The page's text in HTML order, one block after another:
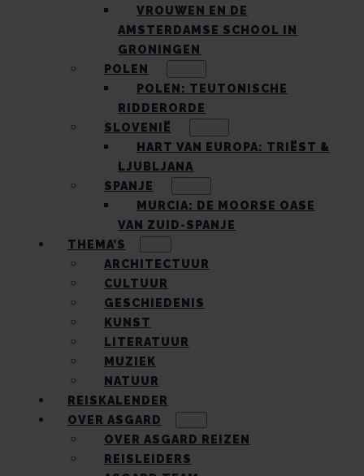
VROUWEN EN DE
AMSTERDAMSE SCHOOL IN
GRONINGEN
POLEN
POLEN: TEUTONISCHE
RIDDERORDE
SLOVENIË
HART VAN EUROPA: TRIËST &
LJUBLJANA
SPANJE
MURCIA: DE MOORSE OASE
VAN ZUID-SPANJE
THEMA’S
ARCHITECTUUR
CULTUUR
GESCHIEDENIS
KUNST
LITERATUUR
MUZIEK
NATUUR
REISKALENDER
OVER ASGARD
OVER ASGARD REIZEN
REISLEIDERS